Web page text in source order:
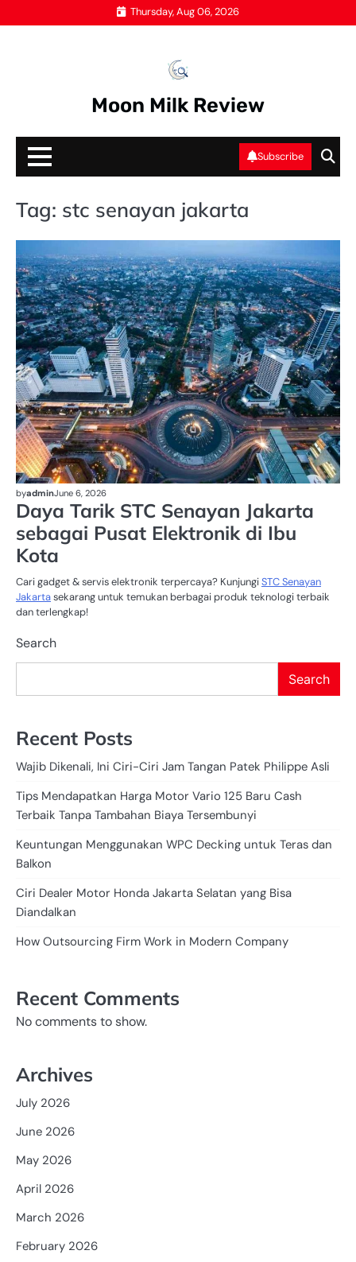
to
Thursday, Aug 06, 2026
Moon Milk Review
Subscribe
Tag: stc senayan jakarta
byadminJune 6, 2026
Daya Tarik STC Senayan Jakarta
sebagai Pusat Elektronik di Ibu
Kota
Cari gadget & servis elektronik terpercaya? KunjungiSTC Senayan
Jakartasekarang untuk temukan berbagai produk teknologi terbaik
dan terlengkap!
Search
Search
Recent Posts
Wajib Dikenali, Ini Ciri-Ciri Jam Tangan Patek Philippe Asli
Tips Mendapatkan Harga Motor Vario 125 Baru Cash
Terbaik Tanpa Tambahan Biaya Tersembunyi
Keuntungan Menggunakan WPC Decking untuk Teras dan
Balkon
Ciri Dealer Motor Honda Jakarta Selatan yang Bisa
Diandalkan
How Outsourcing Firm Work in Modern Company
Recent Comments
No comments to show.
Archives
July 2026
June 2026
May 2026
April 2026
March 2026
February 2026